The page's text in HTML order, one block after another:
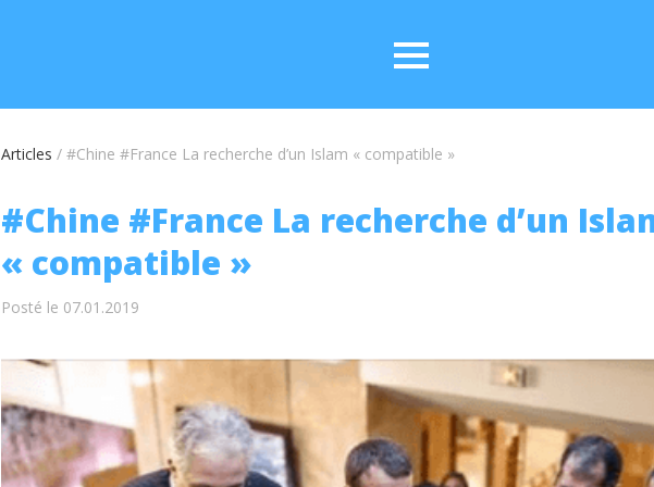
Articles / #Chine #France La recherche d’un Islam « compatible »
#Chine #France La recherche d’un
« compatible »
Posté le 07.01.2019